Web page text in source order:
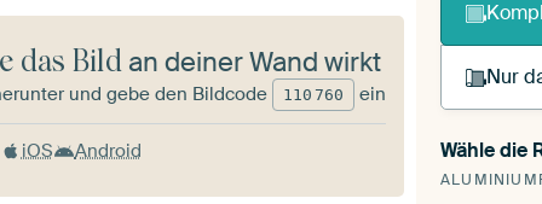
Nur
Du
Wähle die
das Bildan deiner Wand wirkt
und gebe den Bildcode 110 760 ein
iOS Android